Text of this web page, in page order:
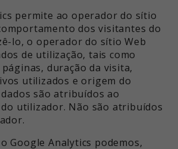
permite ao operador do sítio
dos visitantes do
lo, o operador do sítio Web
de utilização, tais como
duração da visita,
utilizados e origem do
são atribuídos ao
utilizador. Não são atribuídos
Google Analytics podemos,